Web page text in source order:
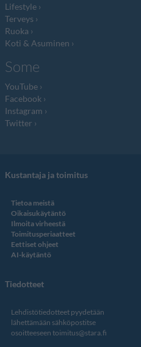
Lifestyle
Terveys
Ruoka
Koti & Asuminen
Some
YouTube
Facebook
Instagram
Twitter
Kustantaja ja toimitus
Tietoa meistä
Oikaisukäytäntö
Ilmoita virheestä
Toimitusperiaatteet
Eettiset ohjeet
AI-käytäntö
Tiedotteet
Lehdistötiedotteet pyydetään
lähettämään sähköpostitse
osoitteeseen toimitus@stara.fi